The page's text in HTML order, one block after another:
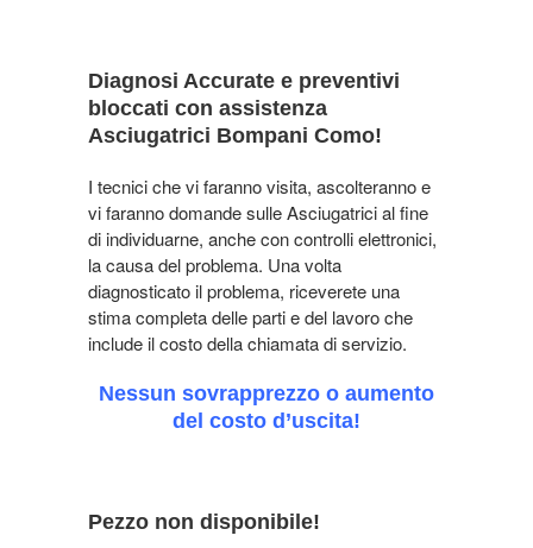
Diagnosi Accurate e preventivi
bloccati con assistenza
Asciugatrici Bompani Como!
I tecnici che vi faranno visita, ascolteranno e
vi faranno domande sulle Asciugatrici al fine
di individuarne, anche con controlli elettronici,
la causa del problema. Una volta
diagnosticato il problema, riceverete una
stima completa delle parti e del lavoro che
include il costo della chiamata di servizio.
Nessun sovrapprezzo o aumento
del costo d’uscita!
Pezzo non disponibile!